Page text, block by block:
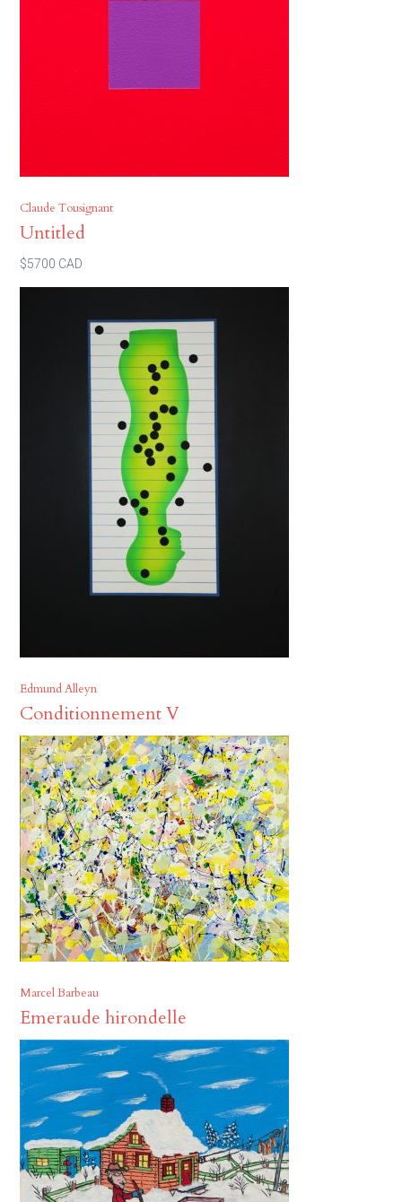
Claude Tousignant
Untitled
$5700 CAD
Edmund Alleyn
Conditionnement V
Marcel Barbeau
Emeraude hirondelle